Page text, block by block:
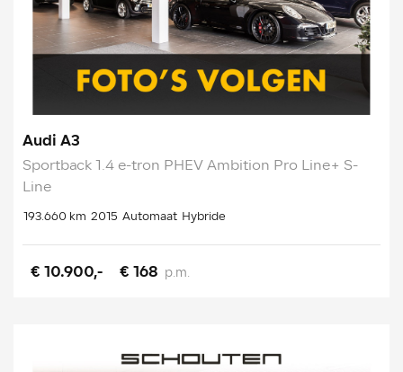
Audi A3
Sportback 1.4 e-tron PHEV Ambition Pro Line+ S-
Line
193.660 km 2015 Automaat Hybride
€ 10.900,- € 168 p.m.